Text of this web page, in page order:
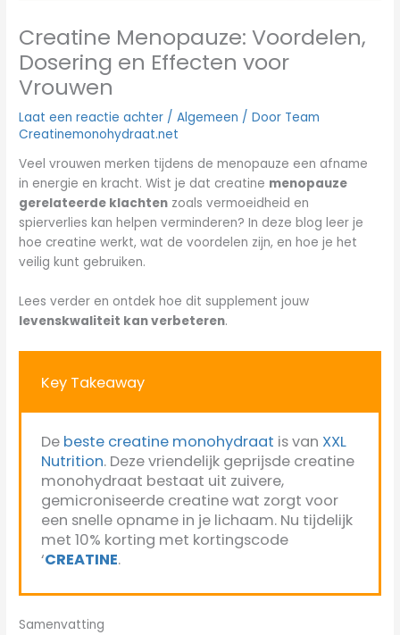
Creatine Menopauze: Voordelen,
Dosering en Effecten voor
Vrouwen
Laat een reactie achter /Algemeen / Door Team
Creatinemonohydraat.net
Veel vrouwen merken tijdens de menopauze een afname
in energie en kracht. Wist je dat creatine menopauze
gerelateerde klachten zoals vermoeidheid en
spierverlies kan helpen verminderen? In deze blog leer je
hoe creatine werkt, wat de voordelen zijn, en hoe je het
veilig kunt gebruiken.
Lees verder en ontdek hoe dit supplement jouw
levenskwaliteit kan verbeteren.
Key Takeaway
De beste creatine monohydraat is van XXL
Nutrition. Deze vriendelijk geprijsde creatine
monohydraat bestaat uit zuivere,
gemicroniseerde creatine wat zorgt voor
een snelle opname in je lichaam. Nu tijdelijk
met 10% korting met kortingscode
‘CREATINE.
Samenvatting